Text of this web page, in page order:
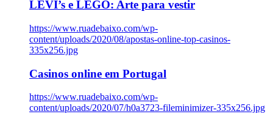
LEVI’s e LEGO: Arte para vestir
https://www.ruadebaixo.com/wp-
content/uploads/2020/08/apostas-online-top-casinos-
335x256.jpg
Casinos online em Portugal
https://www.ruadebaixo.com/wp-
content/uploads/2020/07/h0a3723-fileminimizer-335x256.jpg